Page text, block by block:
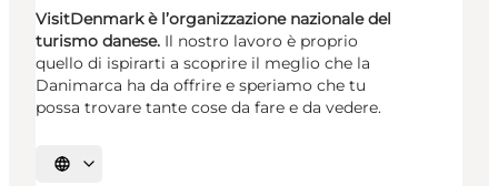
VisitDenmark è l’organizzazione nazionale del
turismo danese. Il nostro lavoro è proprio
quello di ispirarti a scoprire il meglio che la
Danimarca ha da offrire e speriamo che tu
possa trovare tante cose da fare e da vedere.
Seleziona la lingua